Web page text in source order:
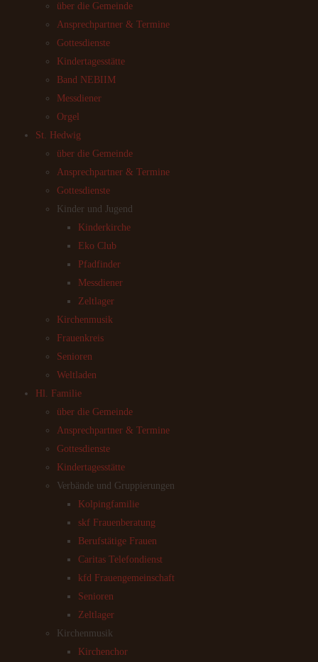
über die Gemeinde
Ansprechpartner & Termine
Gottesdienste
Kindertagesstätte
Band NEBIIM
Messdiener
Orgel
St. Hedwig
über die Gemeinde
Ansprechpartner & Termine
Gottesdienste
Kinder und Jugend
Kinderkirche
Eko Club
Pfadfinder
Messdiener
Zeltlager
Kirchenmusik
Frauenkreis
Senioren
Weltladen
Hl. Familie
über die Gemeinde
Ansprechpartner & Termine
Gottesdienste
Kindertagesstätte
Verbände und Gruppierungen
Kolpingfamilie
skf Frauenberatung
Berufstätige Frauen
Caritas Telefondienst
kfd Frauengemeinschaft
Senioren
Zeltlager
Kirchenmusik
Kirchenchor